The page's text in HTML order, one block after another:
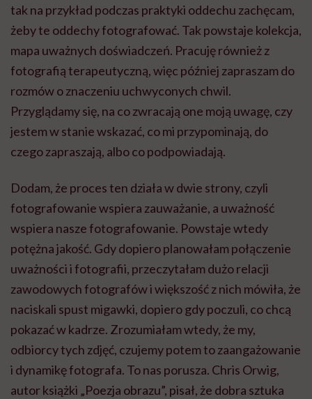
tak na przykład podczas praktyki oddechu zachęcam,
żeby te oddechy fotografować. Tak powstaje kolekcja,
mapa uważnych doświadczeń. Pracuję również z
fotografią terapeutyczną, więc później zapraszam do
rozmów o znaczeniu uchwyconych chwil.
Przyglądamy się, na co zwracają one moją uwagę, czy
jestem w stanie wskazać, co mi przypominają, do
czego zapraszają, albo co podpowiadają.
Dodam, że proces ten działa w dwie strony, czyli
fotografowanie wspiera zauważanie, a uważność
wspiera nasze fotografowanie. Powstaje wtedy
potężna jakość. Gdy dopiero planowałam połączenie
uważności i fotografii, przeczytałam dużo relacji
zawodowych fotografów i większość z nich mówiła, że
naciskali spust migawki, dopiero gdy poczuli, co chcą
pokazać w kadrze. Zrozumiałam wtedy, że my,
odbiorcy tych zdjęć, czujemy potem to zaangażowanie
i dynamikę fotografa. To nas porusza. Chris Orwig,
autor książki „Poezja obrazu”, pisał, że dobra sztuka